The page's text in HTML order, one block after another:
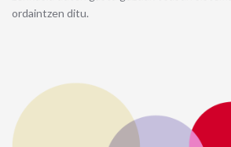
ordaintzen ditu.